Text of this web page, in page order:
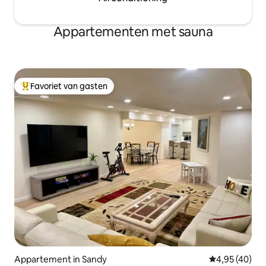
Appartementen met sauna
Topfavoriet van gasten
Favoriet van gasten
Appartement in Sandy Gemiddelde
4,95 (40)